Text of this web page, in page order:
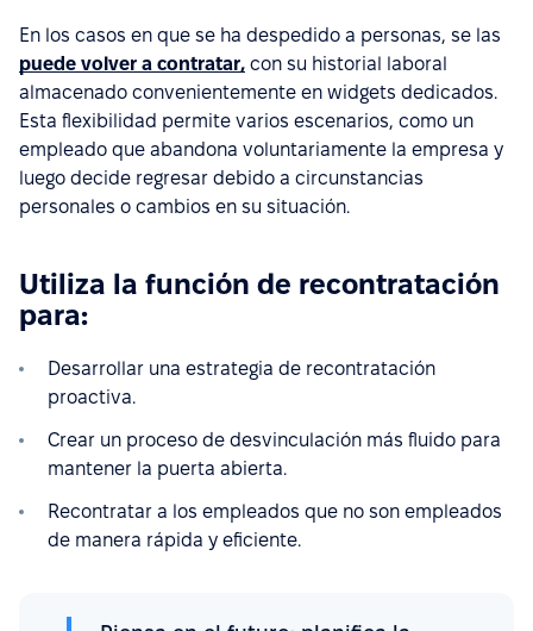
En los casos en que se ha despedido a personas, se las
puede volver a contratar, con su historial laboral
almacenado convenientemente en widgets dedicados.
Esta flexibilidad permite varios escenarios, como un
empleado que abandona voluntariamente la empresa y
luego decide regresar debido a circunstancias
personales o cambios en su situación.
Utiliza la función de recontratación
para:
Desarrollar una estrategia de recontratación
proactiva.
Crear un proceso de desvinculación más fluido para
mantener la puerta abierta.
Recontratar a los empleados que no son empleados
de manera rápida y eficiente.